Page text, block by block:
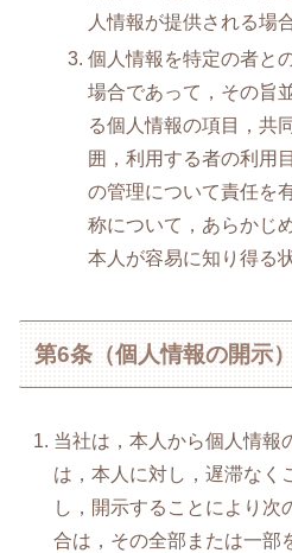
人情報が提供される場
個人情報を特定の者と
場合であって，その旨
る個人情報の項目，共
囲，利用する者の利用
の管理について責任を
称について，あらかじ
本人が容易に知り得る
第6条（個人情報の開示）
当社は，本人から個人情報
は，本人に対し，遅滞なく
し，開示することにより次
合は，その全部または一部